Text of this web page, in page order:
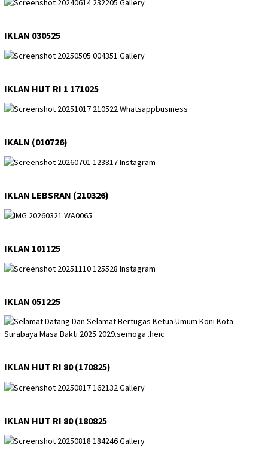
IKLAN 030525
IKLAN HUT RI 1 171025
IKALN (010726)
IKLAN LEBSRAN (210326)
IKLAN 101125
IKLAN 051225
IKLAN HUT RI 80 (170825)
IKLAN HUT RI 80 (180825